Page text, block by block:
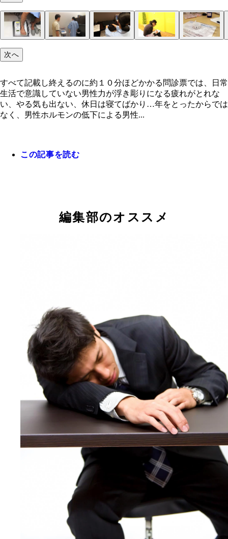
も
テロン、フリーテストステロンなどのホルモンの
検査する
時、分泌された男性ホルモンは胎児の器官形成を
る遺伝子に働き、指の長さにも影響するためだ
れるため就寝時の勃起を測ることができる
次へ
すべて記載し終えるのに約１０分ほどかかる問診票では、日常
生活で意識していない男性力が浮き彫りになる疲れがとれな
い、やる気も出ない、休日は寝てばかり…年をとったからでは
なく、男性ホルモンの低下による男性...
この記事を読む
編集部のオススメ